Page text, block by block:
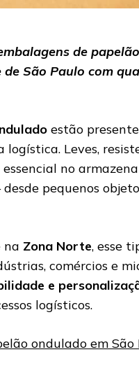
de
São Paulo com
estão
Leves,
no
pequenos
na Zona Norte, esse
comércios e
e
logísticos.
ondulado em São